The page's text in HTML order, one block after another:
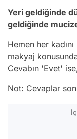
Yeri geldiğinde
geldiğinde
Hemen her
makyaj
Cevabın 'Evet'
Not: Cevaplar